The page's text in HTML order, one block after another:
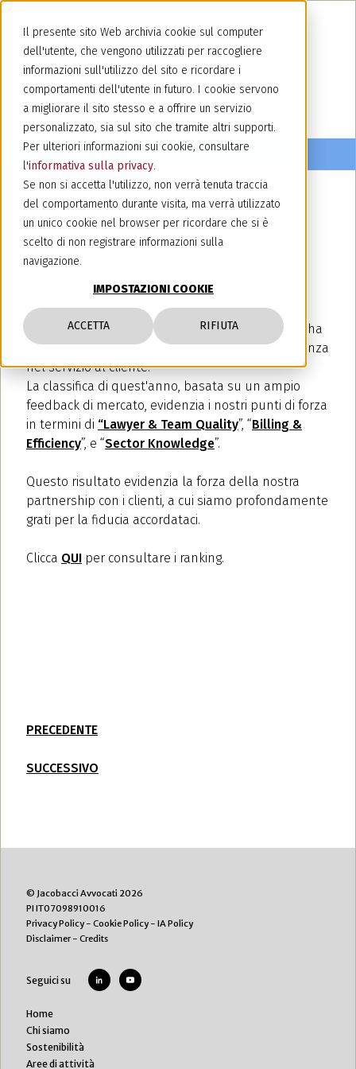
Il presente sito Web archivia cookie sul computer
dell'utente, che vengono utilizzati per raccogliere
informazioni sull'utilizzo del sito e ricordare i
comportamenti dell'utente in futuro. I cookie servono
a migliorare il sito stesso e a offrire un servizio
personalizzato, sia sul sito che tramite altri supporti.
Per ulteriori informazioni sui cookie, consultare
l'informativa sulla privacy.
Se non si accetta l'utilizzo, non verrà tenuta traccia
del comportamento durante visita, ma verrà utilizzato
un unico cookie nel browser per ricordare che si è
scelto di non registrare informazioni sulla
navigazione.
IMPOSTAZIONI COOKIE
ACCETTA RIFIUTA
18 febbraio 2026
Jacobacci Avvocati-Avocats
premiato da Legal 500 per la
Client Satisfaction
Siamo lieti di annunciare che Legal 500 (France)
ha
premiato Jacobacci Avvocati-Avocats per l'eccellenza
nel servizio al cliente.
La classifica di quest'anno, basata su un ampio
feedback di mercato, evidenzia i nostri punti di forza
in termini di “Lawyer & Team Quality”, “Billing &
Efficiency”, e “Sector Knowledge”.
Questo risultato evidenzia la forza della nostra
partnership con i clienti, a cui siamo profondamente
grati per la fiducia accordataci.
Clicca QUI per consultare i ranking.
PRECEDENTE
SUCCESSIVO
© Jacobacci Avvocati 2026
PI IT07098910016
Privacy Policy- Cookie Policy- IA Policy
Disclaimer- Credits
Seguici su
Home
Chi siamo
Sostenibilità
Aree di attività